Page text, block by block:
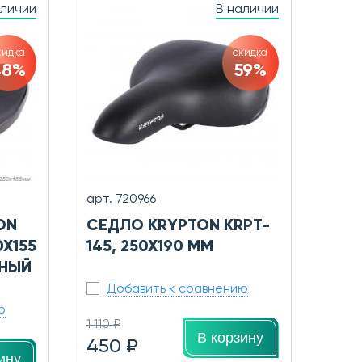
В наличии
скидка
59%
арт. 720966
СЕДЛО KRYPTON KRPT-
145, 250X190 ММ
Добавить к сравнению
1 110 ₽
450 ₽ В корзину